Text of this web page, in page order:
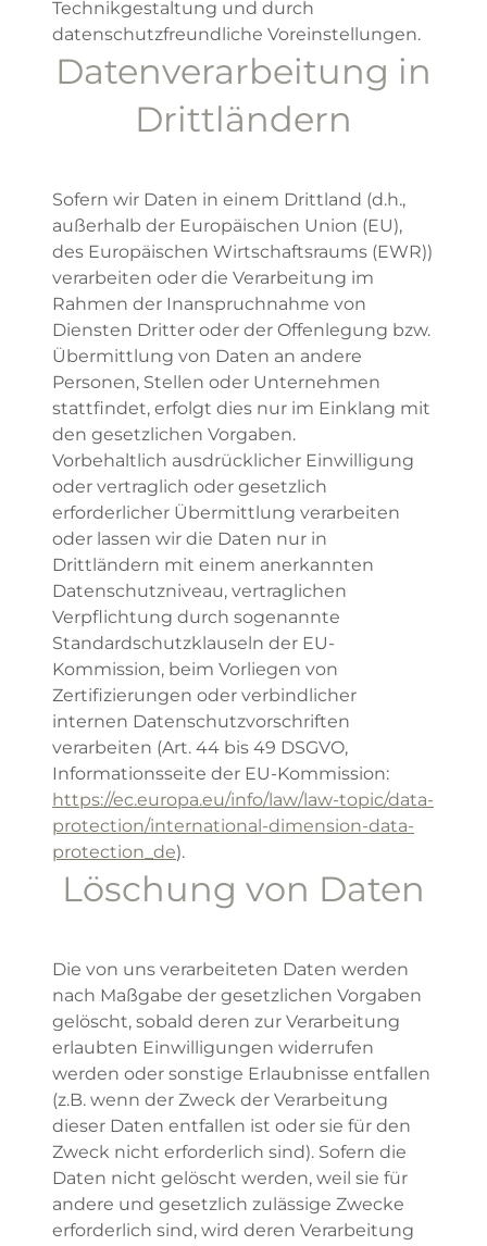
Technikgestaltung und durch
datenschutzfreundliche Voreinstellungen.
Datenverarbeitung in
Drittländern
Sofern wir Daten in einem Drittland (d.h.,
außerhalb der Europäischen Union (EU),
des Europäischen Wirtschaftsraums (EWR))
verarbeiten oder die Verarbeitung im
Rahmen der Inanspruchnahme von
Diensten Dritter oder der Offenlegung bzw.
Übermittlung von Daten an andere
Personen, Stellen oder Unternehmen
stattfindet, erfolgt dies nur im Einklang mit
den gesetzlichen Vorgaben.
Vorbehaltlich ausdrücklicher Einwilligung
oder vertraglich oder gesetzlich
erforderlicher Übermittlung verarbeiten
oder lassen wir die Daten nur in
Drittländern mit einem anerkannten
Datenschutzniveau, vertraglichen
Verpflichtung durch sogenannte
Standardschutzklauseln der EU-
Kommission, beim Vorliegen von
Zertifizierungen oder verbindlicher
internen Datenschutzvorschriften
verarbeiten (Art. 44 bis 49 DSGVO,
Informationsseite der EU-Kommission:
https://ec.europa.eu/info/law/law-topic/data-
protection/international-dimension-data-
protection_de).
Löschung von Daten
Die von uns verarbeiteten Daten werden
nach Maßgabe der gesetzlichen Vorgaben
gelöscht, sobald deren zur Verarbeitung
erlaubten Einwilligungen widerrufen
werden oder sonstige Erlaubnisse entfallen
(z.B. wenn der Zweck der Verarbeitung
dieser Daten entfallen ist oder sie für den
Zweck nicht erforderlich sind). Sofern die
Daten nicht gelöscht werden, weil sie für
andere und gesetzlich zulässige Zwecke
erforderlich sind, wird deren Verarbeitung